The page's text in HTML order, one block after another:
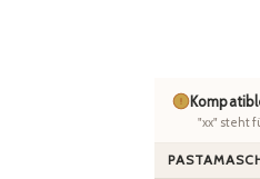
"xx" steht